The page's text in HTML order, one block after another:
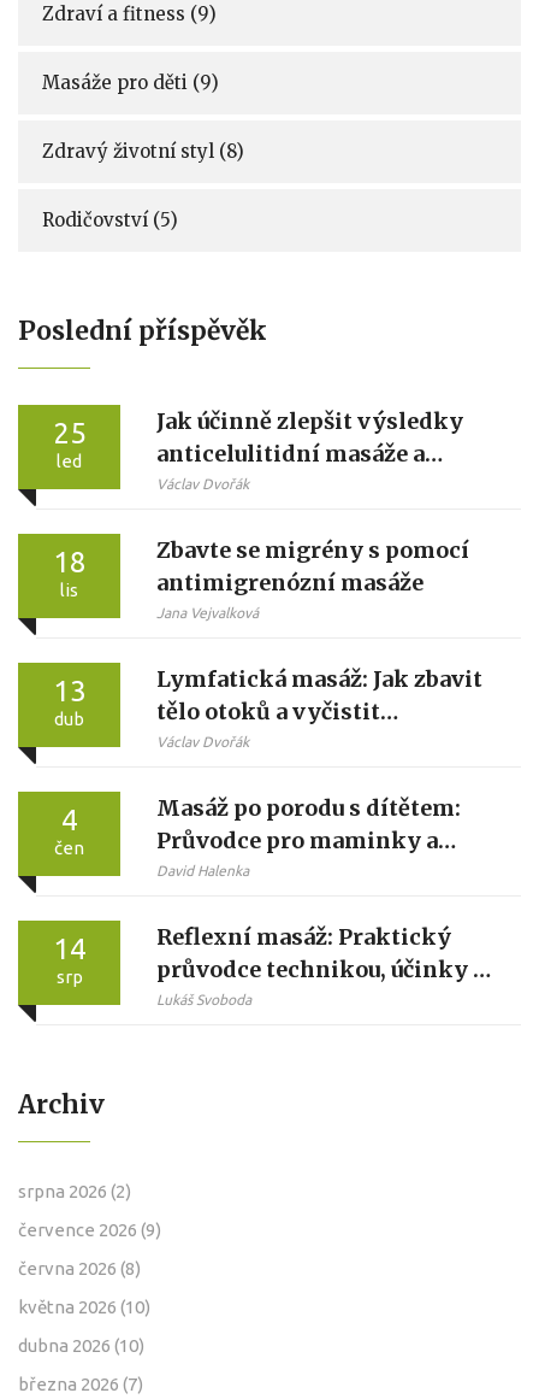
Zdraví a fitness (9)
Masáže pro děti (9)
Zdravý životní styl (8)
Rodičovství (5)
Poslední příspěvěk
25
led
Jak účinně zlepšit výsledky
anticelulitidní masáže a
dosáhnout hladké pokožky
Václav Dvořák
18
lis
Zbavte se migrény s pomocí
antimigrenózní masáže
Jana Vejvalková
13
dub
Lymfatická masáž: Jak zbavit
tělo otoků a vyčistit
organismus
Václav Dvořák
4
čen
Masáž po porodu s dítětem:
Průvodce pro maminky a
tatínky
David Halenka
14
srp
Reflexní masáž: Praktický
průvodce technikou, účinky a
tipy
Lukáš Svoboda
Archiv
srpna 2026 (2)
července 2026 (9)
června 2026 (8)
května 2026 (10)
dubna 2026 (10)
března 2026 (7)